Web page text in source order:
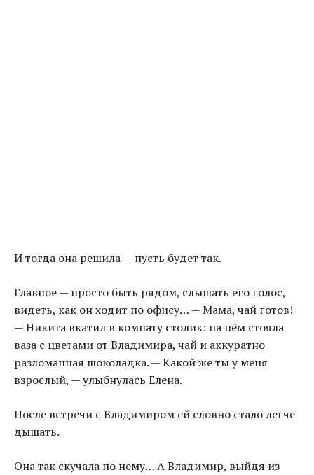
И тогда она решила — пусть будет так.
Главное — просто быть рядом, слышать его голос,
видеть, как он ходит по офису… — Мама, чай готов!
— Никита вкатил в комнату столик: на нём стояла
ваза с цветами от Владимира, чай и аккуратно
разломанная шоколадка. — Какой же ты у меня
взрослый, — улыбнулась Елена.
После встречи с Владимиром ей словно стало легче
дышать.
Она так скучала по нему… А Владимир, выйдя из